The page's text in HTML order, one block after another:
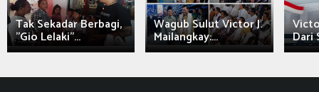
Tak Sekadar Berbagi,
"Gio Lelaki"...
Wagub Sulut Victor J.
Mailangkay:... Dari